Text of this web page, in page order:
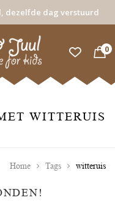
dezelfde dag verstuurd
0
WITTERUIS
Home Tags witteruis